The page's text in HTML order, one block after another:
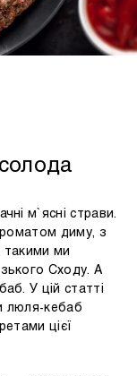
м`ясні страви.
диму, з
ми
Сходу. А
У цій статті
люля-кебаб
цієї